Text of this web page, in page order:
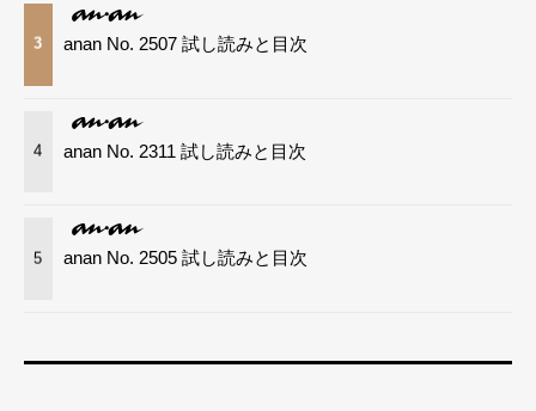
3 anan No. 2507 試し読みと目次
4 anan No. 2311 試し読みと目次
5 anan No. 2505 試し読みと目次